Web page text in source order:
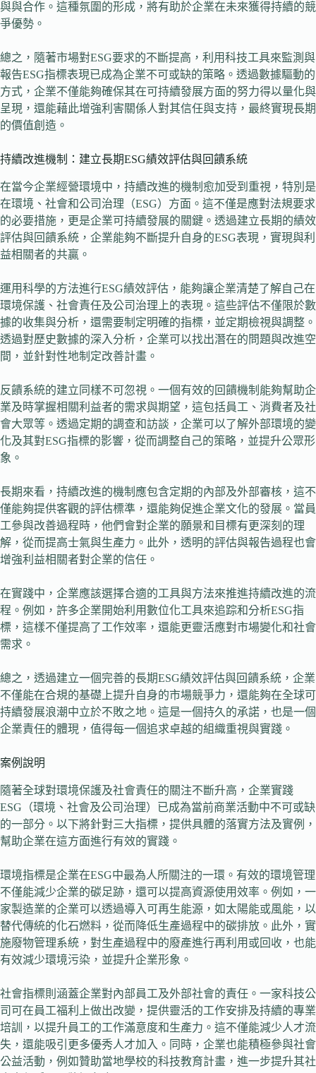
與與合作。這種氛圍的形成，將有助於企業在未來獲得持續的競
爭優勢。
總之，隨著市場對ESG要求的不斷提高，利用科技工具來監測與
報告ESG指標表現已成為企業不可或缺的策略。透過數據驅動的
方式，企業不僅能夠確保其在可持續發展方面的努力得以量化與
呈現，還能藉此增強利害關係人對其信任與支持，最終實現長期
的價值創造。
持續改進機制：建立長期ESG績效評估與回饋系統
在當今企業經營環境中，持續改進的機制愈加受到重視，特別是
在環境、社會和公司治理（ESG）方面。這不僅是應對法規要求
的必要措施，更是企業可持續發展的關鍵。透過建立長期的績效
評估與回饋系統，企業能夠不斷提升自身的ESG表現，實現與利
益相關者的共贏。
運用科學的方法進行ESG績效評估，能夠讓企業清楚了解自己在
環境保護、社會責任及公司治理上的表現。這些評估不僅限於數
據的收集與分析，還需要制定明確的指標，並定期檢視與調整。
透過對歷史數據的深入分析，企業可以找出潛在的問題與改進空
間，並針對性地制定改善計畫。
反饋系統的建立同樣不可忽視。一個有效的回饋機制能夠幫助企
業及時掌握相關利益者的需求與期望，這包括員工、消費者及社
會大眾等。透過定期的調查和訪談，企業可以了解外部環境的變
化及其對ESG指標的影響，從而調整自己的策略，並提升公眾形
象。
長期來看，持續改進的機制應包含定期的內部及外部審核，這不
僅能夠提供客觀的評估標準，還能夠促進企業文化的發展。當員
工參與改善過程時，他們會對企業的願景和目標有更深刻的理
解，從而提高士氣與生產力。此外，透明的評估與報告過程也會
增強利益相關者對企業的信任。
在實踐中，企業應該選擇合適的工具與方法來推進持續改進的流
程。例如，許多企業開始利用數位化工具來追踪和分析ESG指
標，這樣不僅提高了工作效率，還能更靈活應對市場變化和社會
需求。
總之，透過建立一個完善的長期ESG績效評估與回饋系統，企業
不僅能在合規的基礎上提升自身的市場競爭力，還能夠在全球可
持續發展浪潮中立於不敗之地。這是一個持久的承諾，也是一個
企業責任的體現，值得每一個追求卓越的組織重視與實踐。
案例說明
隨著全球對環境保護及社會責任的關注不斷升高，企業實踐
ESG（環境、社會及公司治理）已成為當前商業活動中不可或缺
的一部分。以下將針對三大指標，提供具體的落實方法及實例，
幫助企業在這方面進行有效的實踐。
環境指標是企業在ESG中最為人所關注的一環。有效的環境管理
不僅能減少企業的碳足跡，還可以提高資源使用效率。例如，一
家製造業的企業可以透過導入可再生能源，如太陽能或風能，以
替代傳統的化石燃料，從而降低生產過程中的碳排放。此外，實
施廢物管理系統，對生產過程中的廢產進行再利用或回收，也能
有效減少環境污染，並提升企業形象。
社會指標則涵蓋企業對內部員工及外部社會的責任。一家科技公
司可在員工福利上做出改變，提供靈活的工作安排及持續的專業
培訓，以提升員工的工作滿意度和生產力。這不僅能減少人才流
失，還能吸引更多優秀人才加入。同時，企業也能積極參與社會
公益活動，例如贊助當地學校的科技教育計畫，進一步提升其社